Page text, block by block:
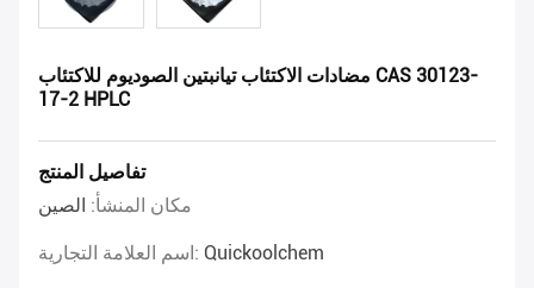
مضادات الاكتئاب تيانبتين الصوديوم للاكتئاب CAS 30123-
17-2 HPLC
تفاصيل المنتج
مكان المنشأ: الصين
اسم العلامة التجارية: Quickoolchem